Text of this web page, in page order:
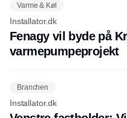
Varme & Køl
Installator.dk
Fenagy vil byde på
varmepumpeprojekt
Branchen
Installator.dk